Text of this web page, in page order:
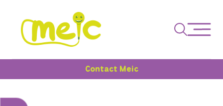
Contact Meic